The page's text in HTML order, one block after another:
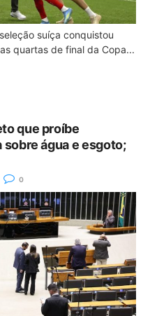
suíça conquistou
quartas de final da Copa...
que proíbe
água e esgoto;
0